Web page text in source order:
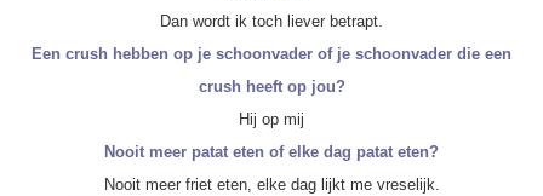
Dan wordt ik toch liever betrapt.
Een crush hebben op je schoonvader of je schoonvader die een
crush heeft op jou?
Hij op mij
Nooit meer patat eten of elke dag patat eten?
Nooit meer friet eten, elke dag lijkt me vreselijk.